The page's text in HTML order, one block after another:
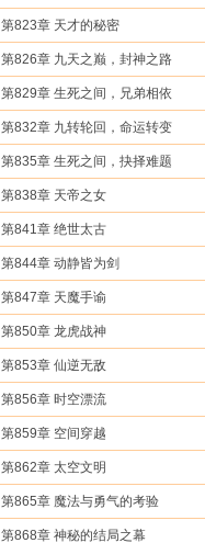
第823章 天才的秘密
第826章 九天之巅，封神之路
第829章 生死之间，兄弟相依
第832章 九转轮回，命运转变
第835章 生死之间，抉择难题
第838章 天帝之女
第841章 绝世太古
第844章 动静皆为剑
第847章 天魔手谕
第850章 龙虎战神
第853章 仙逆无敌
第856章 时空漂流
第859章 空间穿越
第862章 太空文明
第865章 魔法与勇气的考验
第868章 神秘的结局之幕